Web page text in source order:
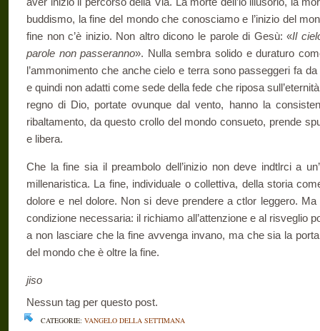
buddismo, la fine del mondo che conosciamo e l’inizio del
fine non c’è inizio. Non altro dicono le parole di Gesù: «Il
parole non passeranno». Nulla sembra solido e duraturo
l’ammonimento che anche cielo e terra sono passeggeri fa
e quindi non adatti come sede della fede che riposa
re­gno di Dio, portate ovunque dal vento, hanno la
ribaltamento, da questo crollo del mondo consueto, prende
e libera.
Che la fine sia il preambolo dell’inizio non deve indtlrci a
millenaristica. La fine, individuale o collettiva, della storia
dolore e nel dolore. Non si deve prendere a ctlor leggero. Ma
condizione necessaria: il richiamo all’attenzione e al risveglio
a non lasciare che la fine avvenga invano, ma che sia la
del mondo che è oltre la fine.
jiso
Nessun tag per questo post.
CATEGORIE: VANGELO DELLA SETTIMANA